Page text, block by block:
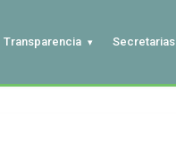
Transparencia Secretarias